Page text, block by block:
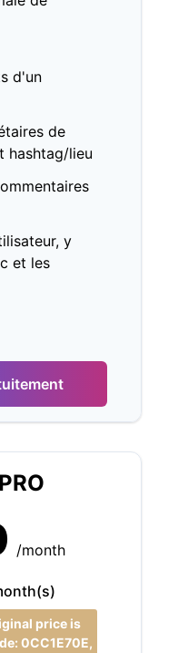
d'un
de
hashtag/lieu
y
et les
/month
price is
0CC1E70E,